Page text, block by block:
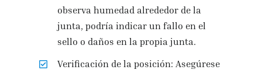
observa humedad alrededor de la
junta, podría indicar un fallo en el
sello o daños en la propia junta.
Verificación de la posición: Asegúrese